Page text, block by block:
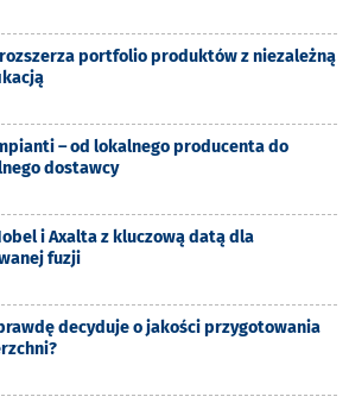
portfolio produktów z niezależną
– od lokalnego producenta do
dostawcy
i Axalta z kluczową datą dla
fuzji
decyduje o jakości przygotowania